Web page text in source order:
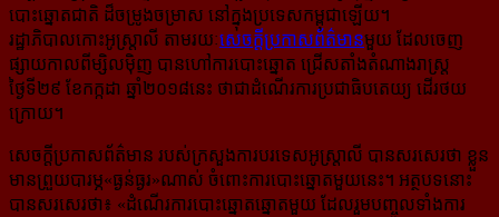
បោះឆ្នោតជាតិ ដ៏ចម្រូងចម្រាស នៅក្នុងប្រទេសកម្ពុជាឡើយ។
រដ្ឋាភិបាលកោះអូស្ត្រាលី តាមរយៈ​សេចក្ដី​ប្រកាស​ព័ត៌មាន​មួយ ដែលចេញ
ផ្សាយ​កាលពីម្សិលម៉ិញ បានហៅការបោះឆ្នោត ជ្រើសតាំងតំណាងរាស្ត្រ
ថ្ងៃទី២៩ ខែកក្កដា ឆ្នាំ២០១៨នេះ ថាជាដំណើរការប្រជាធិបតេយ្យ ដើរថយ
ក្រោយ។
សេចក្ដីប្រកាសព័ត៌មាន របស់ក្រសួងការបរទេសអូស្ត្រាលី បានសរសេរថា ខ្លួន
មានព្រួយបារម្ភ«ធ្ងន់ធ្ងរ»ណាស់ ចំពោះការបោះឆ្នោតមួយនេះ។ អត្ថបទនោះ
បានសរសេរថា៖ «ដំណើរការបោះឆ្នោតឆ្នោតមួយ ដែលរួមបញ្ចូលទាំងការ